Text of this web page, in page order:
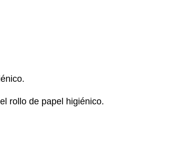
rollo de papel higiénico.